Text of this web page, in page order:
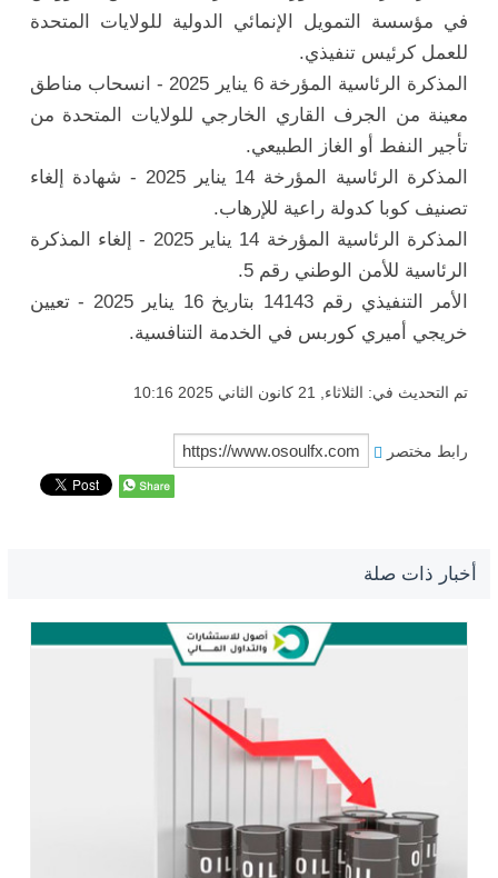
في مؤسسة التمويل الإنمائي الدولية للولايات المتحدة
للعمل كرئيس تنفيذي.
المذكرة الرئاسية المؤرخة 6 يناير 2025 - انسحاب مناطق
معينة من الجرف القاري الخارجي للولايات المتحدة من
تأجير النفط أو الغاز الطبيعي.
المذكرة الرئاسية المؤرخة 14 يناير 2025 - شهادة إلغاء
تصنيف كوبا كدولة راعية للإرهاب.
المذكرة الرئاسية المؤرخة 14 يناير 2025 - إلغاء المذكرة
الرئاسية للأمن الوطني رقم 5.
الأمر التنفيذي رقم 14143 بتاريخ 16 يناير 2025 - تعيين
خريجي أميري كوربس في الخدمة التنافسية.
تم التحديث في: الثلاثاء, 21 كانون الثاني 2025 10:16
رابط مختصر
أخبار ذات صلة